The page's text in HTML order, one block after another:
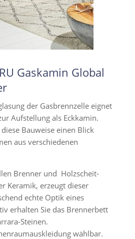
Gaskamin Global
der Gasbrennzelle eignet
Aufstellung als Eckkamin.
Bauweise einen Blick
aus verschiedenen
Brenner und Holzscheit-
Keramik, erzeugt dieser
echte Optik eines
erhalten Sie das Brennerbett
Steinen.
wählbar.